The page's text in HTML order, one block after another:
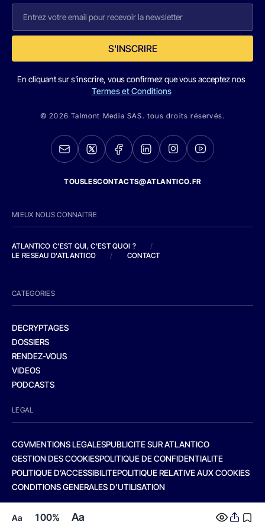
Aa 100% Aa
S'INSCRIRE
En cliquant sur s'inscrire, vous confirmez que vous acceptez nos
Termes et Conditions
© 2026 Talmont Media SAS. tous droits réservés.
TOUSLESCONTACTS@ATLANTICO.FR
MIEUX NOUS CONNAITRE
ATLANTICO C'EST QUI, C'EST QUOI ?
/
LE RESEAU D'ATLANTICO
/ CONTACT
CATEGORIES
DECRYPTAGES
DOSSIERS
RENDEZ-VOUS
VIDEOS
PODCASTS
LEGAL
CGVMENTIONS LEGALESPUBLICITE SUR ATLANTICO
GESTION DES COOKIESPOLITIQUE DE CONFIDENTIALITE
POLITIQUE D’ACCESSIBILITEPOLITIQUE RELATIVE AUX COOKIES
CONDITIONS GENERALES D’UTILISATION